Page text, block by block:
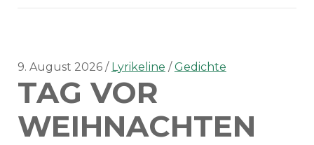
will!
9. August 2026 Lyrikeline Gedichte
TAG VOR
WEIHNACHTEN